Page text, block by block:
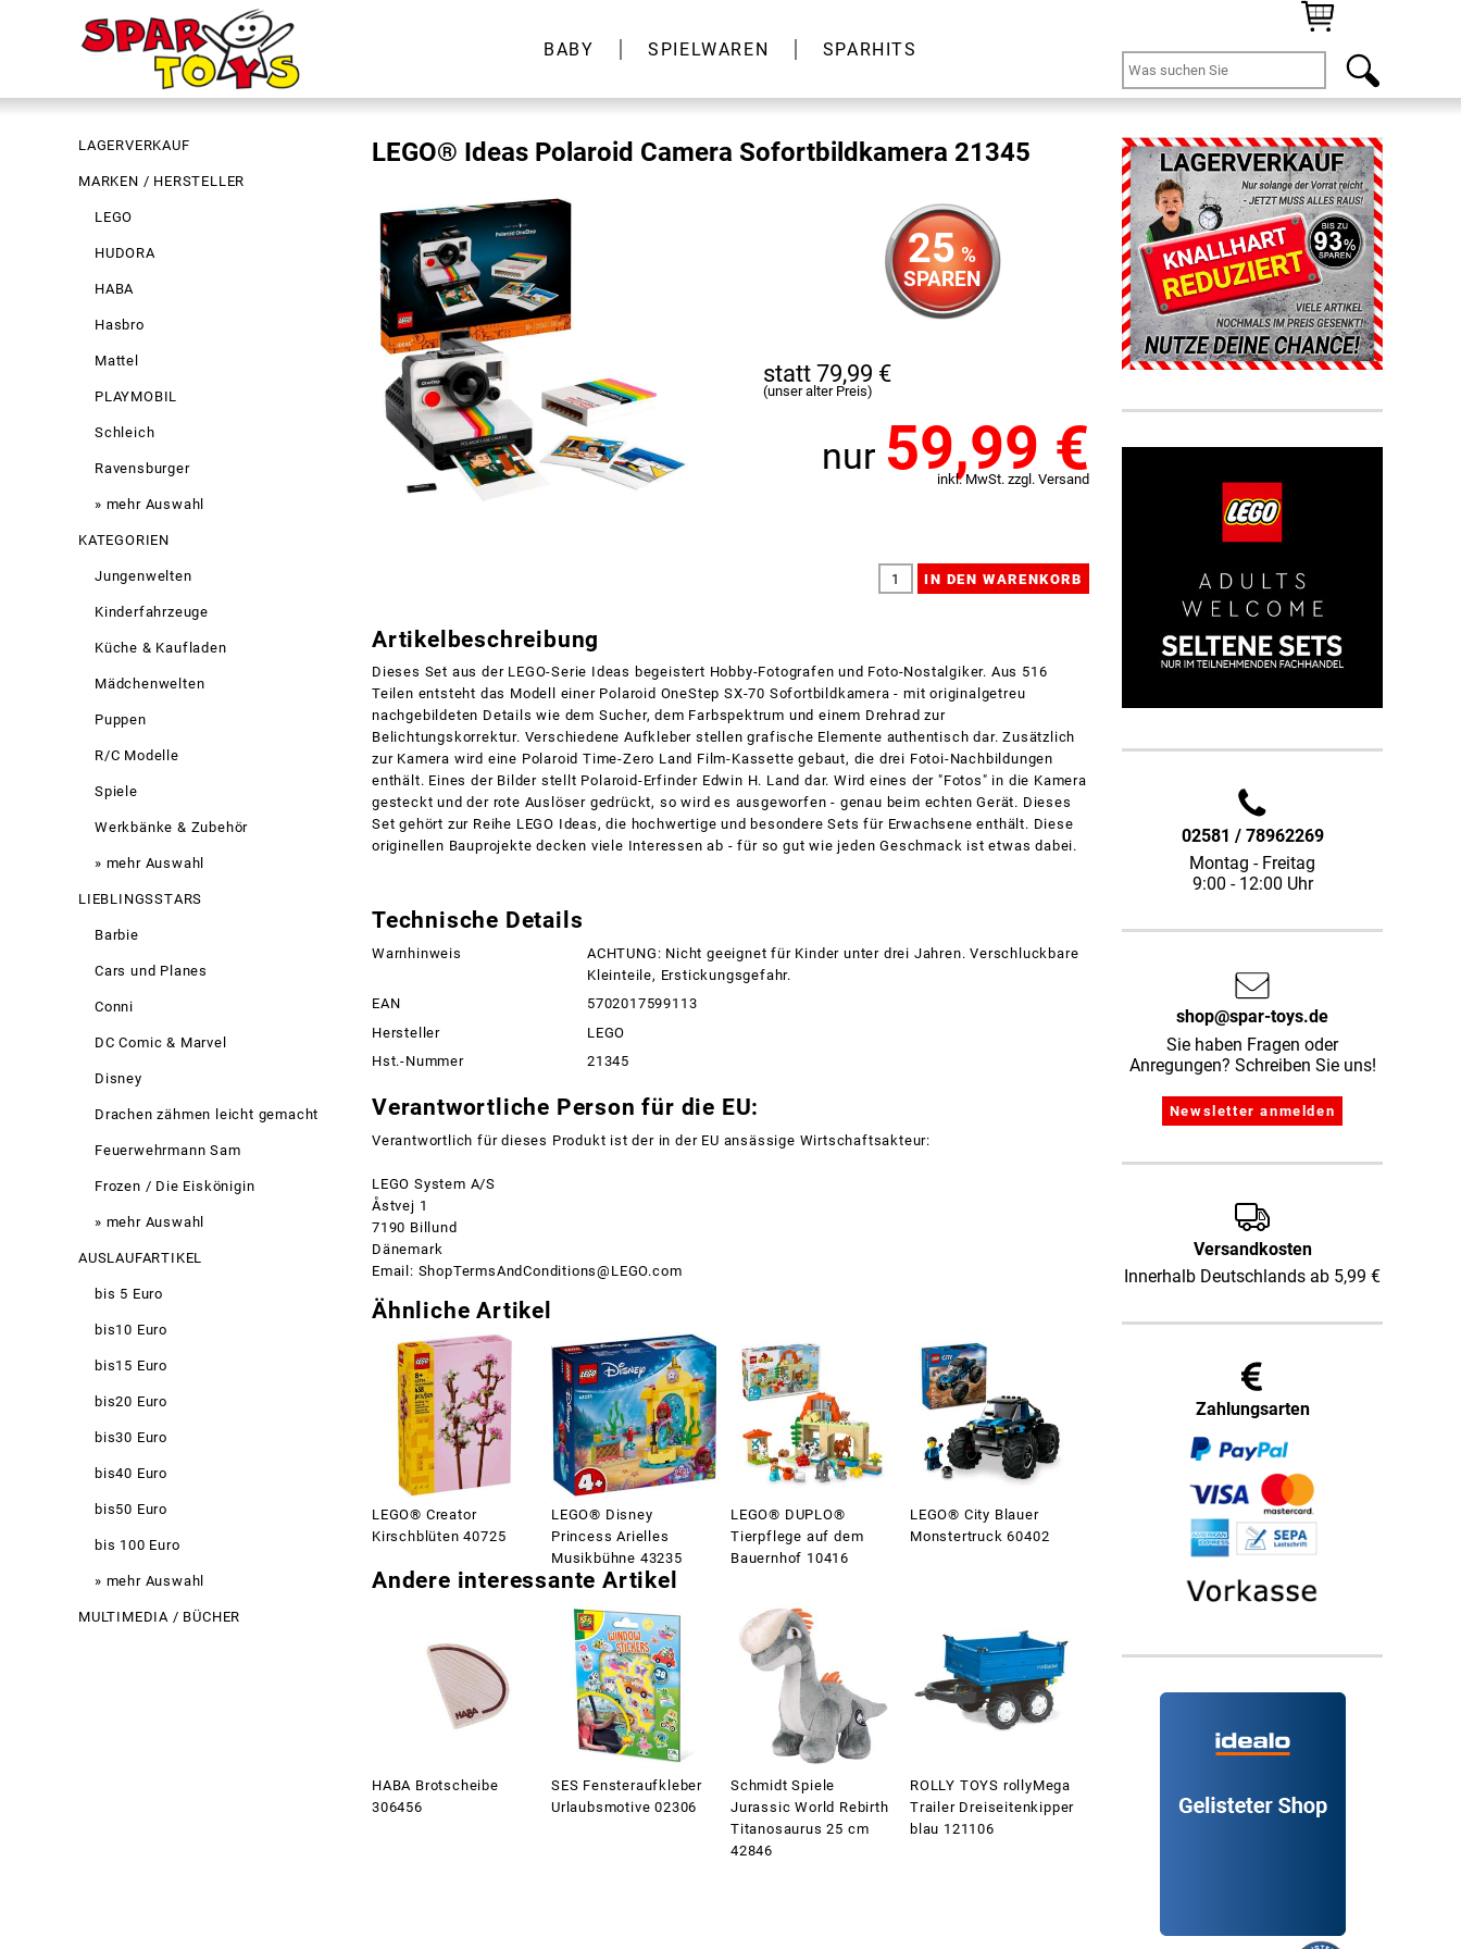
BABY SPIELWAREN SPARHITS
LAGERVERKAUF
MARKEN / HERSTELLER
LEGO
HUDORA
HABA
Hasbro
Mattel
PLAYMOBIL
Schleich
Ravensburger
» mehr Auswahl
KATEGORIEN
Jungenwelten
Kinderfahrzeuge
Küche & Kaufladen
Mädchenwelten
Puppen
R/C Modelle
Spiele
Werkbänke & Zubehör
» mehr Auswahl
LIEBLINGSSTARS
Barbie
Cars und Planes
Conni
DC Comic & Marvel
Disney
Drachen zähmen leicht gemacht
Feuerwehrmann Sam
Frozen / Die Eiskönigin
» mehr Auswahl
AUSLAUFARTIKEL
bis 5 Euro
bis10 Euro
bis15 Euro
bis20 Euro
bis30 Euro
bis40 Euro
bis50 Euro
bis 100 Euro
» mehr Auswahl
MULTIMEDIA / BÜCHER
LEGO® Ideas Polaroid Camera Sofortbildkamera 21345
25 %
SPAREN
statt 79,99 €
(unser alter Preis)
nur 59,99 €
inkl. MwSt. zzgl. Versand
Artikelbeschreibung
Dieses Set aus der LEGO-Serie Ideas begeistert Hobby-Fotografen und Foto-Nostalgiker. Aus 516
Teilen entsteht das Modell einer Polaroid OneStep SX-70 Sofortbildkamera - mit originalgetreu
nachgebildeten Details wie dem Sucher, dem Farbspektrum und einem Drehrad zur
Belichtungskorrektur. Verschiedene Aufkleber stellen grafische Elemente authentisch dar. Zusätzlich
zur Kamera wird eine Polaroid Time-Zero Land Film-Kassette gebaut, die drei Fotoi-Nachbildungen
enthält. Eines der Bilder stellt Polaroid-Erfinder Edwin H. Land dar. Wird eines der "Fotos" in die Kamera
gesteckt und der rote Auslöser gedrückt, so wird es ausgeworfen - genau beim echten Gerät. Dieses
Set gehört zur Reihe LEGO Ideas, die hochwertige und besondere Sets für Erwachsene enthält. Diese
originellen Bauprojekte decken viele Interessen ab - für so gut wie jeden Geschmack ist etwas dabei.
Technische Details
Warnhinweis
ACHTUNG: Nicht geeignet für Kinder unter drei Jahren. Verschluckbare
Kleinteile, Erstickungsgefahr.
EAN
5702017599113
Hersteller
LEGO
Hst.-Nummer
21345
Verantwortliche Person für die EU:
Verantwortlich für dieses Produkt ist der in der EU ansässige Wirtschaftsakteur:
LEGO System A/S
Åstvej 1
7190 Billund
Dänemark
Email: ShopTermsAndConditions@LEGO.com
Ähnliche Artikel
LEGO® Creator
Kirschblüten 40725
LEGO® Disney
Princess Arielles
Musikbühne 43235
LEGO® DUPLO®
Tierpflege auf dem
Bauernhof 10416
LEGO® City Blauer
Monstertruck 60402
Andere interessante Artikel
HABA Brotscheibe
306456
SES Fensteraufkleber
Urlaubsmotive 02306
Schmidt Spiele
Jurassic World Rebirth
Titanosaurus 25 cm
42846
ROLLY TOYS rollyMega
Trailer Dreiseitenkipper
blau 121106
02581 / 78962269
Montag - Freitag
9:00 - 12:00 Uhr
shop@spar-toys.de
Sie haben Fragen oder
Anregungen? Schreiben Sie uns!
Versandkosten
Innerhalb Deutschlands ab 5,99 €
Zahlungsarten